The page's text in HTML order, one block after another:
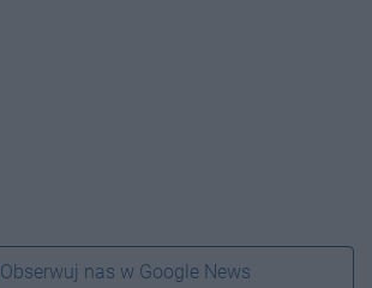
Obserwuj nas w Google News